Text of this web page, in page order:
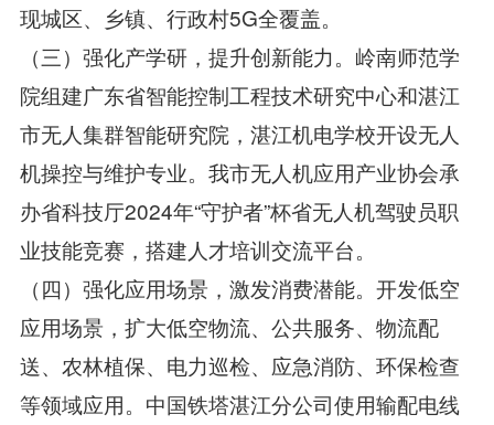
现城区、乡镇、行政村5G全覆盖。
（三）强化产学研，提升创新能力。岭南师范学
院组建广东省智能控制工程技术研究中心和湛江
市无人集群智能研究院，湛江机电学校开设无人
机操控与维护专业。我市无人机应用产业协会承
办省科技厅2024年“守护者”杯省无人机驾驶员职
业技能竞赛，搭建人才培训交流平台。
（四）强化应用场景，激发消费潜能。开发低空
应用场景，扩大低空物流、公共服务、物流配
送、农林植保、电力巡检、应急消防、环保检查
等领域应用。中国铁塔湛江分公司使用输配电线